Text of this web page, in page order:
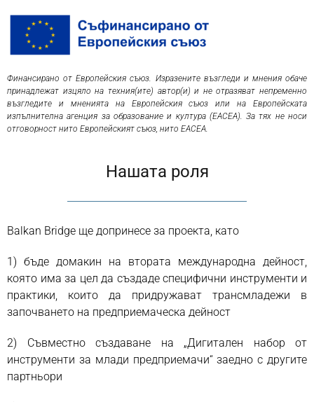
Финансирано от Европейския съюз. Изразените възгледи и мнения обаче
принадлежат изцяло на техния(ите) автор(и) и не отразяват непременно
възгледите и мненията на Европейския съюз или на Европейската
изпълнителна агенция за образование и култура (EACEA). За тях не носи
отговорност нито Европейският съюз, нито EACEA.
Нашата роля
Balkan Bridge ще допринесе за проекта, като
1) бъде домакин на втората международна дейност,
която има за цел да създаде специфични инструменти и
практики, които да придружават трансмладежи в
започването на предприемаческа дейност
2) Съвместно създаване на „Дигитален набор от
инструменти за млади предприемачи“ заедно с другите
партньори